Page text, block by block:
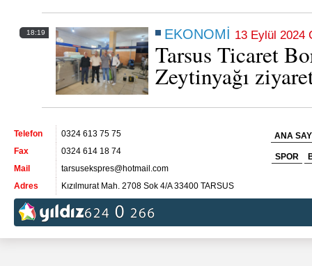
Tarsus’ta geçen ay 590 adet konut satıldı
EKONOMİ 13 Eylül 2024
Tarsus Ticaret
Zeytinyağı
18:19
Telefon
0324 613 75 75
Fax
0324 614 18 74
Mail
tarsusekspres@hotmail.com
Adres
Kızılmurat Mah. 2708 Sok 4/A 33400 TARSUS
ANA
SPOR